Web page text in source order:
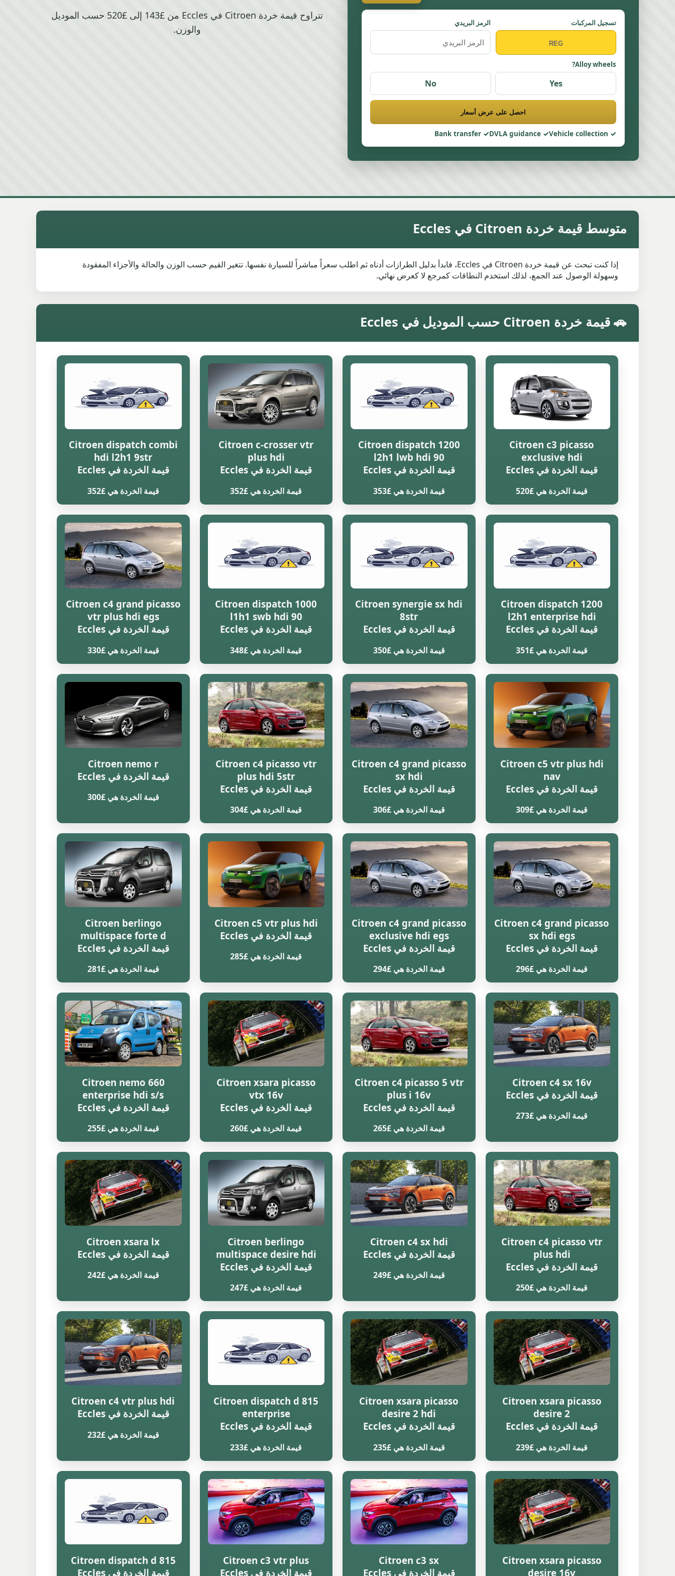
تسجيل المركبات الرمز البريدي
Alloy wheels?
Yes
No
احصل على عرض أسعار
Vehicle collection
DVLA guidance
Bank transfer
تتراوح قيمة خردة Citroen في Eccles من £143 إلى £520 حسب الموديل
والوزن.
متوسط قيمة خردة Citroen في Eccles
إذا كنت تبحث عن قيمة خردة Citroen في Eccles، فابدأ بدليل الطرازات أدناه ثم اطلب سعراً مباشراً للسيارة نفسها. تتغير القيم حسب الوزن والحالة والأجزاء المفقودة
وسهولة الوصول عند الجمع، لذلك استخدم النطاقات كمرجع لا كعرض نهائي.
🚗 قيمة خردة Citroen حسب الموديل في Eccles
Citroen c3 picasso
exclusive hdi
قيمة الخردة في Eccles
قيمة الخردة هي £520
Citroen dispatch 1200
l2h1 lwb hdi 90
قيمة الخردة في Eccles
قيمة الخردة هي £353
Citroen c-crosser vtr
plus hdi
قيمة الخردة في Eccles
قيمة الخردة هي £352
Citroen dispatch combi
hdi l2h1 9str
قيمة الخردة في Eccles
قيمة الخردة هي £352
Citroen dispatch 1200
l2h1 enterprise hdi
قيمة الخردة في Eccles
قيمة الخردة هي £351
Citroen synergie sx hdi
8str
قيمة الخردة في Eccles
قيمة الخردة هي £350
Citroen dispatch 1000
l1h1 swb hdi 90
قيمة الخردة في Eccles
قيمة الخردة هي £348
Citroen c4 grand picasso
vtr plus hdi egs
قيمة الخردة في Eccles
قيمة الخردة هي £330
Citroen c5 vtr plus hdi
nav
قيمة الخردة في Eccles
قيمة الخردة هي £309
Citroen c4 grand picasso
sx hdi
قيمة الخردة في Eccles
قيمة الخردة هي £306
Citroen c4 picasso vtr
plus hdi 5str
قيمة الخردة في Eccles
قيمة الخردة هي £304
Citroen nemo r
قيمة الخردة في Eccles
قيمة الخردة هي £300
Citroen c4 grand picasso
sx hdi egs
قيمة الخردة في Eccles
قيمة الخردة هي £296
Citroen c4 grand picasso
exclusive hdi egs
قيمة الخردة في Eccles
قيمة الخردة هي £294
Citroen c5 vtr plus hdi
قيمة الخردة في Eccles
قيمة الخردة هي £285
Citroen berlingo
multispace forte d
قيمة الخردة في Eccles
قيمة الخردة هي £281
Citroen c4 sx 16v
قيمة الخردة في Eccles
قيمة الخردة هي £273
Citroen c4 picasso 5 vtr
plus i 16v
قيمة الخردة في Eccles
قيمة الخردة هي £265
Citroen xsara picasso
vtx 16v
قيمة الخردة في Eccles
قيمة الخردة هي £260
Citroen nemo 660
enterprise hdi s/s
قيمة الخردة في Eccles
قيمة الخردة هي £255
Citroen c4 picasso vtr
plus hdi
قيمة الخردة في Eccles
قيمة الخردة هي £250
Citroen c4 sx hdi
قيمة الخردة في Eccles
قيمة الخردة هي £249
Citroen berlingo
multispace desire hdi
قيمة الخردة في Eccles
قيمة الخردة هي £247
Citroen xsara lx
قيمة الخردة في Eccles
قيمة الخردة هي £242
Citroen xsara picasso
desire 2
قيمة الخردة في Eccles
قيمة الخردة هي £239
Citroen xsara picasso
desire 2 hdi
قيمة الخردة في Eccles
قيمة الخردة هي £235
Citroen dispatch d 815
enterprise
قيمة الخردة في Eccles
قيمة الخردة هي £233
Citroen c4 vtr plus hdi
قيمة الخردة في Eccles
قيمة الخردة هي £232
Citroen xsara picasso
desire 16v
Citroen c3 sx
قيمة الخردة في Eccles
Citroen c3 vtr plus
قيمة الخردة في Eccles
Citroen dispatch d 815
قيمة الخردة في Eccles